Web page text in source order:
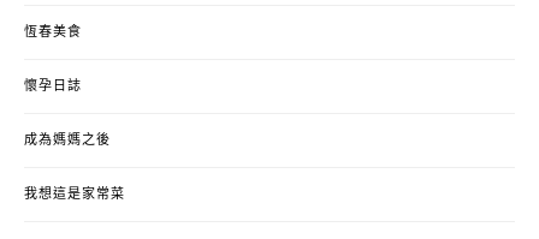
恆春美食
懷孕日誌
成為媽媽之後
我想這是家常菜